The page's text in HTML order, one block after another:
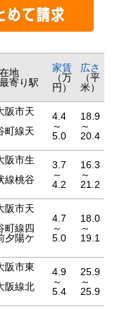
地
寄り駅
家賃
（万
円）
広さ
（平
米）
阪市天
町線天
4.4
～
5.0
18.9
～
20.4
阪市生
線桃谷
3.7
～
4.2
16.3
～
21.2
阪市天
町線四
夕陽ケ
4.7
～
5.0
18.0
～
19.1
阪市東
阪線北
4.9
～
5.4
25.9
～
25.9